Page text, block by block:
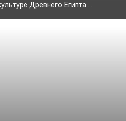
Древнего Египта....